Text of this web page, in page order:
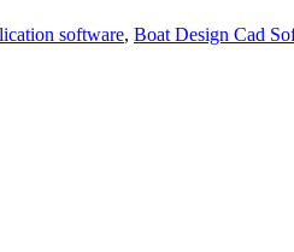
software, Boat Design Cad